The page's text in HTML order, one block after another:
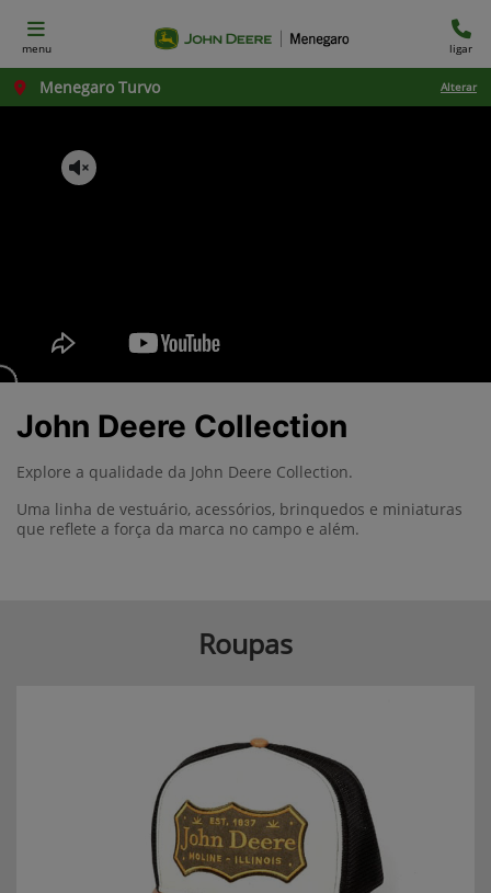
menu ligar
Menegaro Turvo Alterar
John Deere Collection
Explore a qualidade da John Deere Collection.
Uma linha de vestuário, acessórios, brinquedos e miniaturas
que reflete a força da marca no campo e além.
Roupas